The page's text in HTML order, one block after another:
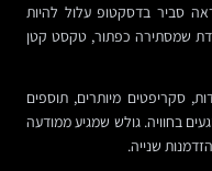
סביר בדסקטופ עלול להיות
שמסתירה כפתור, טקסט קטן
סקריפטים מיותרים, תוספים
בחוויה. גולש שמגיע ממודעה
שנייה.